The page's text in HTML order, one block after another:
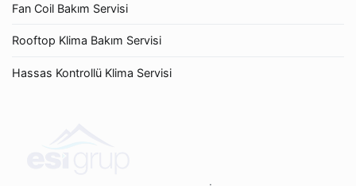
Fan Coil Bakım Servisi
Rooftop Klima Bakım Servisi
Hassas Kontrollü Klima Servisi